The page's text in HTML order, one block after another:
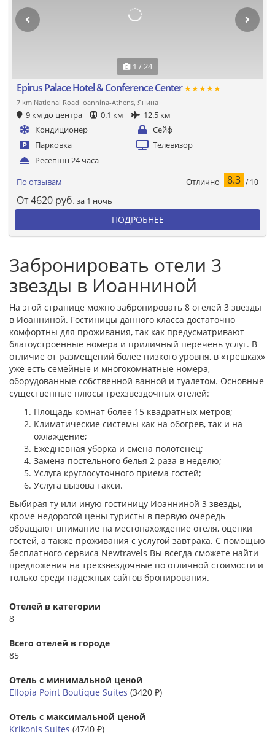
1 / 24
Epirus Palace Hotel & Conference Center★★★★★
7 km National Road Ioannina-Athens, Янина
9 км до центра 0.1 км
12.5 км
Кондиционер
Сейф
Парковка
Телевизор
Ресепшн 24 часа
По отзывам Отлично 8.3 / 10
От4620 руб. за 1 ночь
ПОДРОБНЕЕ
Забронировать отели 3
звезды в Иоанниной
На этой странице можно забронировать 8 отелей 3 звезды
в Иоанниной. Гостиницы данного класса достаточно
комфортны для проживания, так как предусматривают
благоустроенные номера и приличный перечень услуг. В
отличие от размещений более низкого уровня, в «трешках»
уже есть семейные и многокомнатные номера,
оборудованные собственной ванной и туалетом. Основные
существенные плюсы трехзвездочных отелей:
Площадь комнат более 15 квадратных метров;
Климатические системы как на обогрев, так и на
охлаждение;
Ежедневная уборка и смена полотенец;
Замена постельного белья 2 раза в неделю;
Услуга круглосуточного приема гостей;
Услуга вызова такси.
Выбирая ту или иную гостиницу Иоанниной 3 звезды,
кроме недорогой цены туристы в первую очередь
обращают внимание на местонахождение отеля, оценки
гостей, а также проживания с услугой завтрака. С помощью
бесплатного сервиса Newtravels Вы всегда сможете найти
предложения на трехзвездочные по отличной стоимости и
только среди надежных сайтов бронирования.
Отелей в категории
8
Всего отелей в городе
85
Отель с минимальной ценой
Ellopia Point Boutique Suites (3420 ₽)
Отель с максимальной ценой
Krikonis Suites (4740 ₽)